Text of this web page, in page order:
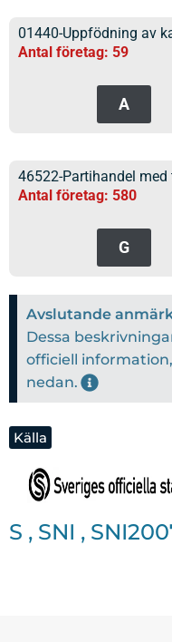
01440-Uppfödning av
Antal företag: 59
A
46522-Partihandel med
Antal företag: 580
G
Avslutande
Dessa
officiell
nedan.
Källa
S , SNI ,